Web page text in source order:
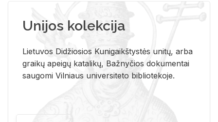
Unijos kolekcija
Lietuvos Didžiosios Kunigaikštystės unitų, arba
graikų apeigų katalikų, Bažnyčios dokumentai
saugomi Vilniaus universiteto bibliotekoje.